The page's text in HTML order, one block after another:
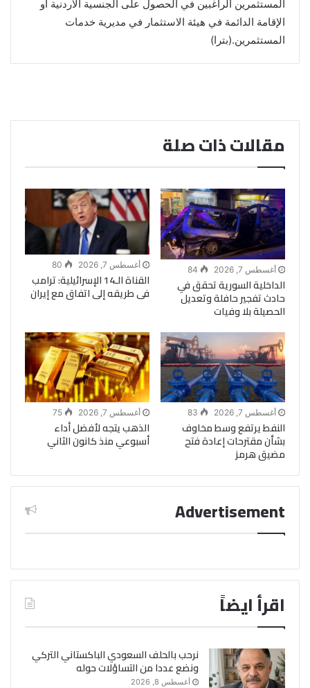
المستثمرين الراغبين في الحصول على الجنسية الأردنية أو
الإقامة الدائمة في هيئة الاستثمار في مديرية خدمات
المستثمرين.(بترا)
مقالات ذات صلة
أغسطس 7, 2026 84
الداخلية السورية تحقق في
حادث تفجير حافلة وتعديل
الحصيلة بلا وفيات
أغسطس 7, 2026 80
القناة الـ14 الإسرائيلية: ترامب
فى طريقه إلى اتفاق مع إيران
أغسطس 7, 2026 83
النفط يرتفع وسط مخاوف
بشأن مقترحات إعادة فتح
مضيق هرمز
أغسطس 7, 2026 75
الذهب يتجه لأفضل أداء
أسبوعي منذ كانون الثاني
Advertisement
اقرأ ايضاً
نرحب بالحلف السعودي الباكستاني التركي
ونضع عددا من التساؤلات حوله
أغسطس 8, 2026